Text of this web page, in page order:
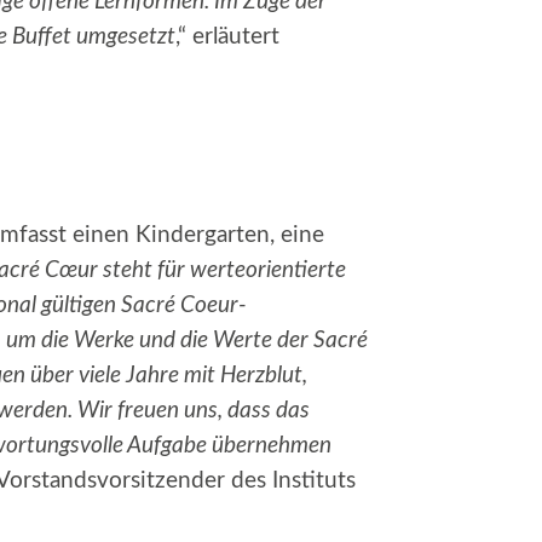
Buffet umgesetzt,“ erläutert
einen Kindergarten, eine
Cœur steht für werteorientierte
gültigen Sacré Coeur-
die Werke und die Werte der Sacré
über viele Jahre mit Herzblut,
Wir freuen uns, dass das
Aufgabe übernehmen
des Instituts